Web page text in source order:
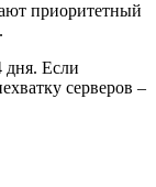
приоритетный
дня. Если
серверов –